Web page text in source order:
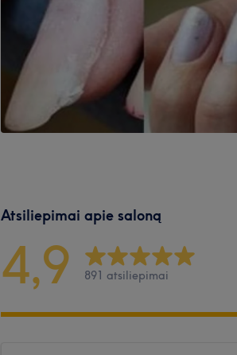
Atsiliepimai apie saloną
4,9 891 atsiliepimai